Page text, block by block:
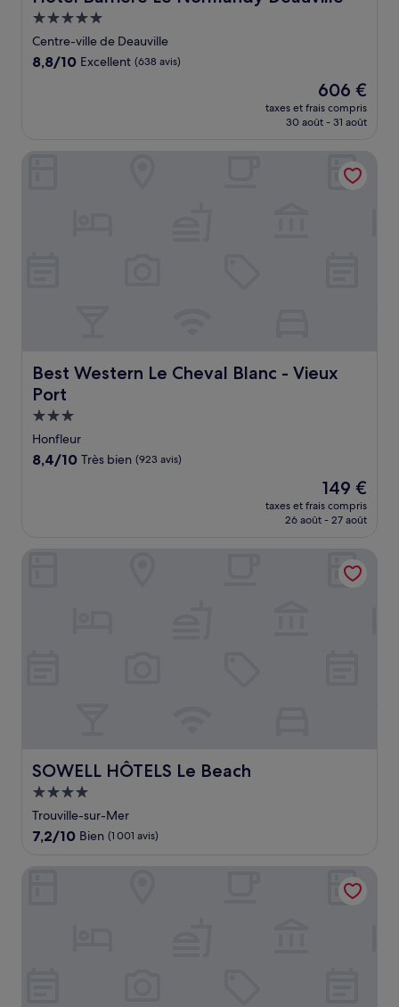
Hébergement
5.0 étoiles
Centre-ville de Deauville
8.8
8,8/10 Excellent (638 avis)
Le
nouveau
prix
de
606 €
606 €
taxes et frais compris
30 août - 31 août
Best Western Le Cheval Blanc - Vieux
Port
Best Western Le Cheval Blanc - Vieux Port
Hébergement
3.0 étoiles
Honfleur
8.4
8,4/10 Très bien (923 avis)
Le
nouveau
prix
de
149 €
149 €
taxes et frais compris
26 août - 27 août
SOWELL HÔTELS Le Beach
SOWELL HÔTELS Le Beach
Hébergement
4.0 étoiles
Trouville-sur-Mer
7.2
10,
7,2/10 Bien (1 001 avis)